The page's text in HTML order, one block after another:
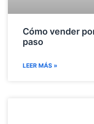
Cómo vender
paso
LEER MÁS »